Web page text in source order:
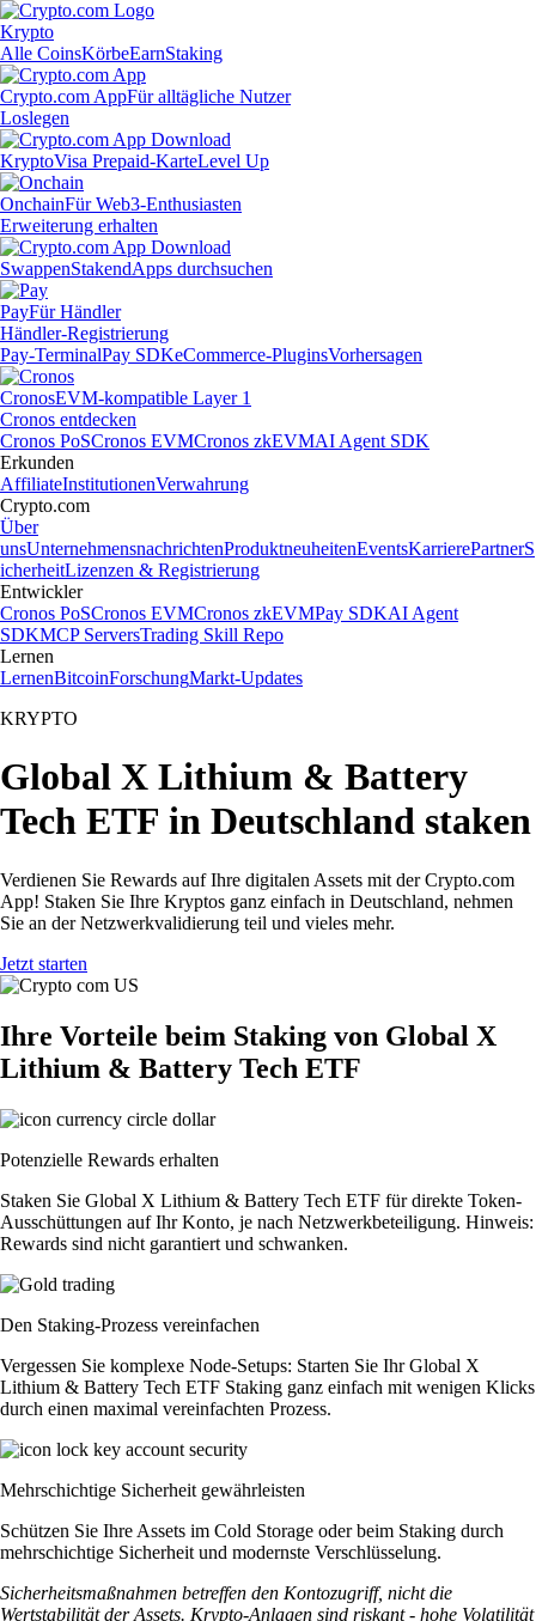
Krypto
Alle CoinsKörbeEarnStaking
Crypto.com AppFür alltägliche Nutzer
Loslegen
KryptoVisa Prepaid-KarteLevel Up
OnchainFür Web3-Enthusiasten
Erweiterung erhalten
SwappenStakendApps durchsuchen
PayFür Händler
Händler-Registrierung
Pay-TerminalPay SDKeCommerce-PluginsVorhersagen
CronosEVM-kompatible Layer 1
Cronos entdecken
Cronos PoSCronos EVMCronos zkEVMAI Agent SDK
Erkunden
AffiliateInstitutionenVerwahrung
Crypto.com
Über
unsUnternehmensnachrichtenProduktneuheitenEventsKarrierePartnerS
icherheitLizenzen & Registrierung
Entwickler
Cronos PoSCronos EVMCronos zkEVMPay SDKAI Agent
SDKMCP ServersTrading Skill Repo
Lernen
LernenBitcoinForschungMarkt-Updates
KRYPTO
Global X Lithium & Battery
Tech ETF in Deutschland staken
Verdienen Sie Rewards auf Ihre digitalen Assets mit der Crypto.com
App! Staken Sie Ihre Kryptos ganz einfach in Deutschland, nehmen
Sie an der Netzwerkvalidierung teil und vieles mehr.
Jetzt starten
Ihre Vorteile beim Staking von Global X
Lithium & Battery Tech ETF
Potenzielle Rewards erhalten
Staken Sie Global X Lithium & Battery Tech ETF für direkte Token-
Ausschüttungen auf Ihr Konto, je nach Netzwerkbeteiligung. Hinweis:
Rewards sind nicht garantiert und schwanken.
Den Staking-Prozess vereinfachen
Vergessen Sie komplexe Node-Setups: Starten Sie Ihr Global X
Lithium & Battery Tech ETF Staking ganz einfach mit wenigen Klicks
durch einen maximal vereinfachten Prozess.
Mehrschichtige Sicherheit gewährleisten
Schützen Sie Ihre Assets im Cold Storage oder beim Staking durch
mehrschichtige Sicherheit und modernste Verschlüsselung.
Sicherheitsmaßnahmen betreffen den Kontozugriff, nicht die
Wertstabilität der Assets. Krypto-Anlagen sind riskant - hohe Volatilität